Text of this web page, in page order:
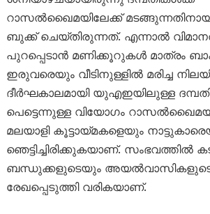
റാസൽഖൈമയിലേക്ക് മടങ്ങുന്നതിനായി
ബുക്ക് ചെയ്തിരുന്നത്. എന്നാൽ
പുറപ്പെടാൻ മണിക്കൂറുകൾ മാത്രം
ഇരുവരെയും വീടിനുള്ളിൽ മരിച്ച
ദീർഘകാലമായി യുഎഇയിലുള്ള
പെട്ടെന്നുള്ള വിയോഗം
മലയാളി കൂട്ടായ്മകളെയും
ഞെട്ടിച്ചിരിക്കുകയാണ്.
ബന്ധുക്കളുടെയും
രേഖപ്പെടുത്തി വരികയാണ്.